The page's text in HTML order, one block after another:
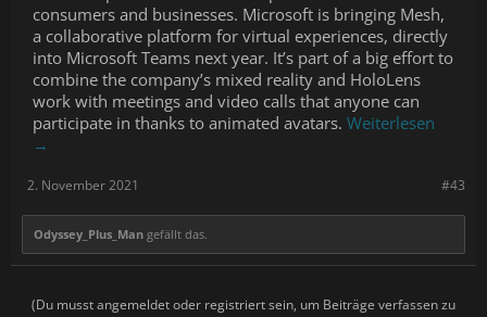
consumers and businesses. Microsoft is bringing Mesh,
a collaborative platform for virtual experiences, directly
into Microsoft Teams next year. It’s part of a big effort to
combine the company’s mixed reality and HoloLens
work with meetings and video calls that anyone can
participate in thanks to animated avatars. Weiterlesen
→
#43
2. November 2021
Odyssey_Plus_Man gefällt das.
(Du musst angemeldet oder registriert sein, um Beiträge verfassen zu